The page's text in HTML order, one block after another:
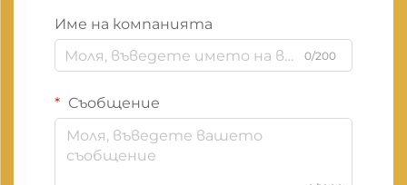
Име на компанията
0/200
Съобщение